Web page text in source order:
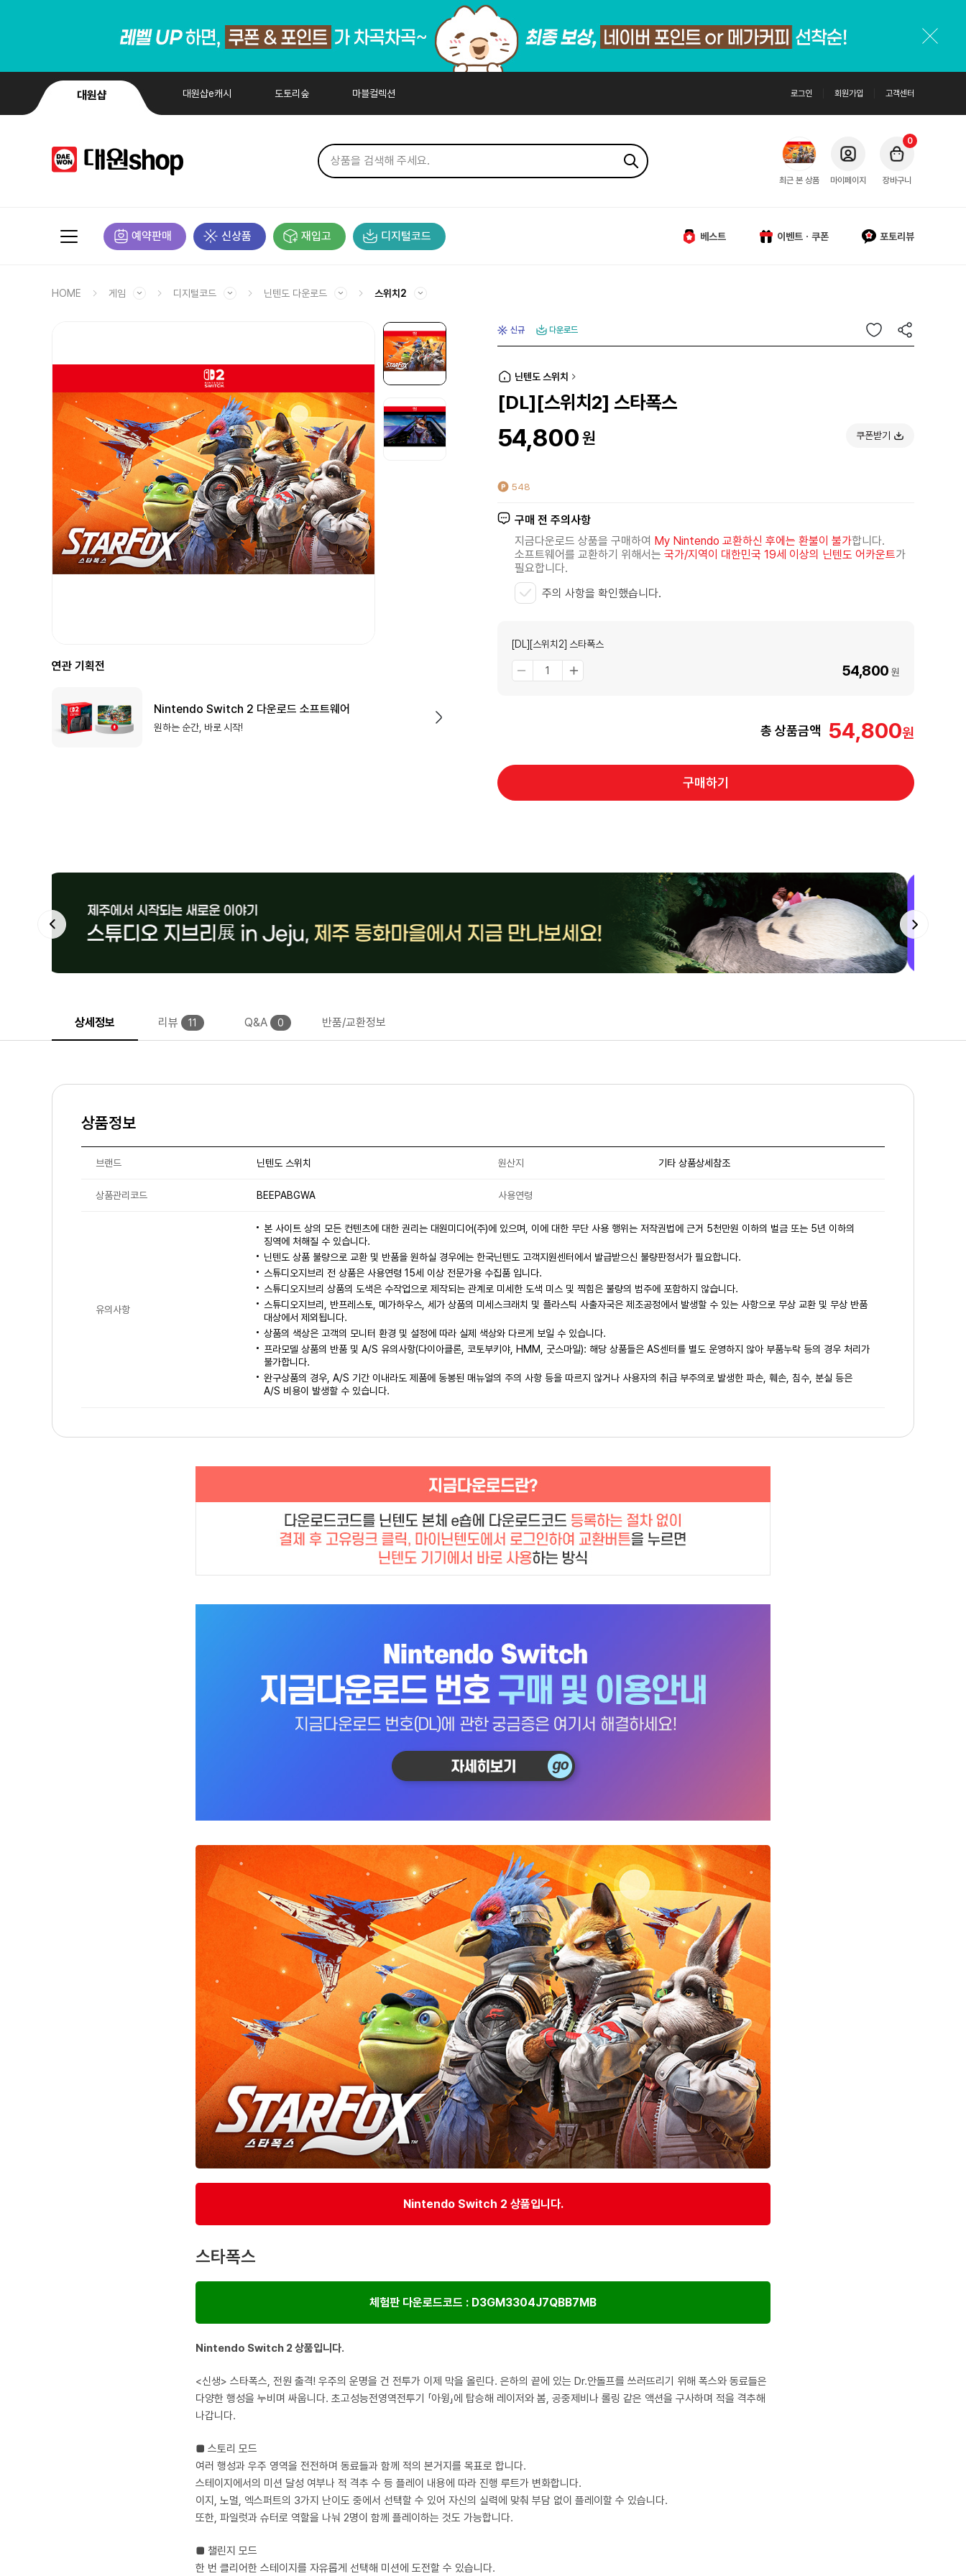
대원샵 대원샵e캐시 도토리숲 마블컬렉션 로그인 회원가입 고객센터
최근 본 상품 마이페이지 장바구니
0
예약판매 신상품 재입고 디지털코드 베스트 이벤트ㆍ쿠폰 포토리뷰
HOME 게임 디지털코드 닌텐도 다운로드 스위치2
연관 기획전
Nintendo Switch 2 다운로드 소프트웨어
원하는 순간, 바로 시작!
신규 다운로드
닌텐도 스위치
[DL][스위치2] 스타폭스
54,800 원 쿠폰받기
548
구매 전 주의사항
지금다운로드 상품을 구매하여 My Nintendo 교환하신 후에는 환불이 불가합니다.
소프트웨어를 교환하기 위해서는 국가/지역이 대한민국 19세 이상의 닌텐도 어카운트가
필요합니다.
주의 사항을 확인했습니다.
[DL][스위치2] 스타폭스
54,800 원
총 상품금액 54,800
구매하기
상세정보 리뷰 11 Q&A 0 반품/교환정보
상품정보
브랜드 닌텐도 스위치 원산지 기타 상품상세참조
상품관리코드 BEEPABGWA 사용연령
유의사항
본 사이트 상의 모든 컨텐츠에 대한 권리는 대원미디어(주)에 있으며, 이에 대한 무단 사용 행위는 저작권법에 근거 5천만원 이하의 벌금 또는 5년 이하의
징역에 처해질 수 있습니다.
닌텐도 상품 불량으로 교환 및 반품을 원하실 경우에는 한국닌텐도 고객지원센터에서 발급받으신 불량판정서가 필요합니다.
스튜디오지브리 전 상품은 사용연령 15세 이상 전문가용 수집품 입니다.
스튜디오지브리 상품의 도색은 수작업으로 제작되는 관계로 미세한 도색 미스 및 찍힘은 불량의 범주에 포함하지 않습니다.
스튜디오지브리, 반프레스토, 메가하우스, 세가 상품의 미세스크래치 및 플라스틱 사출자국은 제조공정에서 발생할 수 있는 사항으로 무상 교환 및 무상 반품
대상에서 제외됩니다.
상품의 색상은 고객의 모니터 환경 및 설정에 따라 실제 색상와 다르게 보일 수 있습니다.
프라모델 상품의 반품 및 A/S 유의사항(다이아클론, 코토부키야, HMM, 굿스마일): 해당 상품들은 AS센터를 별도 운영하지 않아 부품누락 등의 경우 처리가
불가합니다.
완구상품의 경우, A/S 기간 이내라도 제품에 동봉된 매뉴얼의 주의 사항 등을 따르지 않거나 사용자의 취급 부주의로 발생한 파손, 훼손, 침수, 분실 등은
A/S 비용이 발생할 수 있습니다.
Nintendo Switch 2 상품입니다.
스타폭스
체험판 다운로드코드 : D3GM3304J7QBB7MB
Nintendo Switch 2 상품입니다.
<신생> 스타폭스, 전원 출격! 우주의 운명을 건 전투가 이제 막을 올린다. 은하의 끝에 있는 Dr.안돌프를 쓰러뜨리기 위해 폭스와 동료들은
다양한 행성을 누비며 싸웁니다. 초고성능전영역전투기 「아윙」에 탑승해 레이저와 봄, 공중제비나 롤링 같은 액션을 구사하며 적을 격추해
나갑니다.
■ 스토리 모드
여러 행성과 우주 영역을 전전하며 동료들과 함께 적의 본거지를 목표로 합니다.
스테이지에서의 미션 달성 여부나 적 격추 수 등 플레이 내용에 따라 진행 루트가 변화합니다.
이지, 노멀, 엑스퍼트의 3가지 난이도 중에서 선택할 수 있어 자신의 실력에 맞춰 부담 없이 플레이할 수 있습니다.
또한, 파일럿과 슈터로 역할을 나눠 2명이 함께 플레이하는 것도 가능합니다.
■ 챌린지 모드
한 번 클리어한 스테이지를 자유롭게 선택해 미션에 도전할 수 있습니다.